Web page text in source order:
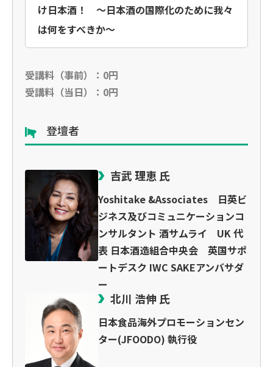
け日本酒！ 〜日本酒の国際化のために我々
は何をすべきか〜
受講料（事前）：0円
受講料（当日）：0円
登壇者
吉武 理恵 氏
Yoshitake &Associates 日英ビ
ジネス及びコミュニケーションコ
ンサルタント 酒サムライ UK 代
表 日本酒造組合中央会 英国サポ
ートデスク IWC SAKEアンバサダ
ー
北川 浩伸 氏
日本食品海外プロモーションセン
ター(JFOODO) 執行役